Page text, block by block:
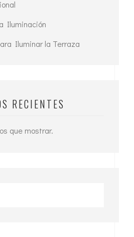
Iluminación
Iluminar la Terraza
RECIENTES
que mostrar.